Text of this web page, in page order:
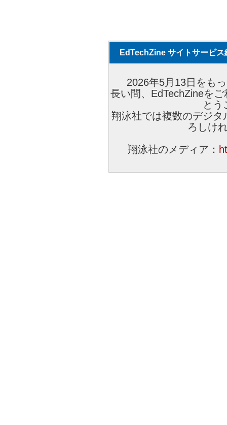
EdTechZine サイトサービス
2026年5月13日をも
長い間、EdTechZineを
とう
翔泳社では複数のデジ
ろしけ
翔泳社のメディア：